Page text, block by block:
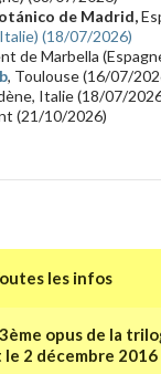
Astronomie (14)
(14) Chine(13)
de Madrid,
(18/07/2026)
de Marbella
, Toulouse (16/07/
Italie (18/07/
(21/10/2026)